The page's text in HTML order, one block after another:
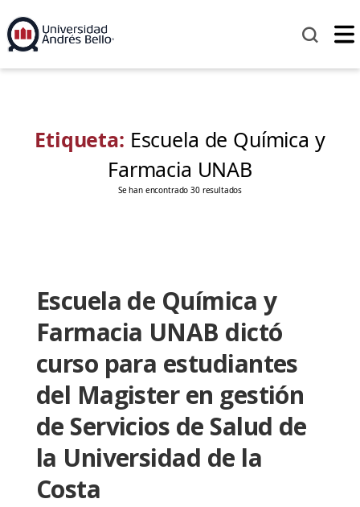
Etiqueta: Escuela de Química y
Farmacia UNAB
Se han encontrado 30 resultados
Escuela de Química y
Farmacia UNAB dictó
curso para estudiantes
del Magister en gestión
de Servicios de Salud de
la Universidad de la
Costa